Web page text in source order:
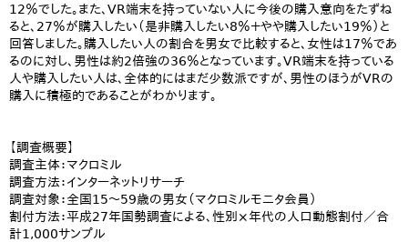
12％でした。また、VR端末を持っていない人に今後の購入意向をたずね
ると、27％が購入したい（是非購入したい8％＋やや購入したい19％）と
回答しました。購入したい人の割合を男女で比較すると、女性は17％であ
るのに対し、男性は約2倍強の36％となっています。VR端末を持っている
人や購入したい人は、全体的にはまだ少数派ですが、男性のほうがVRの
購入に積極的であることがわかります。
【調査概要】
調査主体：マクロミル
調査方法：インターネットリサーチ
調査対象：全国15～59歳の男女（マクロミルモニタ会員）
割付方法：平成27年国勢調査による、性別×年代の人口動態割付／合
計1,000サンプル